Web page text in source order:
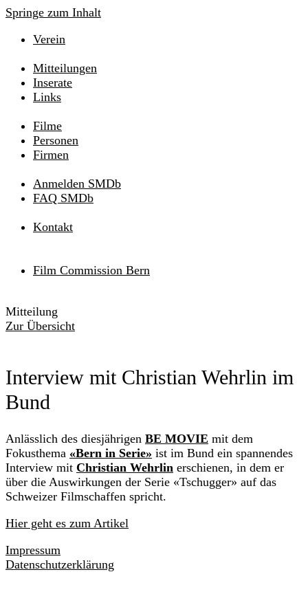
Springe zum Inhalt
Verein
Mitteilungen
Inserate
Links
Filme
Personen
Firmen
Anmelden SMDb
FAQ SMDb
Kontakt
Film Commission Bern
Mitteilung
Zur Übersicht
Interview mit Christian Wehrlin im
Bund
Anlässlich des diesjährigen BE MOVIE mit dem
Fokusthema «Bern in Serie» ist im Bund ein spannendes
Interview mit Christian Wehrlin erschienen, in dem er
über die Auswirkungen der Serie «Tschugger» auf das
Schweizer Filmschaffen spricht.
Hier geht es zum Artikel
Impressum
Datenschutzerklärung